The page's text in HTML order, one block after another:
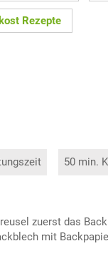
Rezepte
50 min.
zuerst das
mit